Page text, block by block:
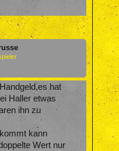
hat
Haller etwas
ihn zu
kann
Wert nur